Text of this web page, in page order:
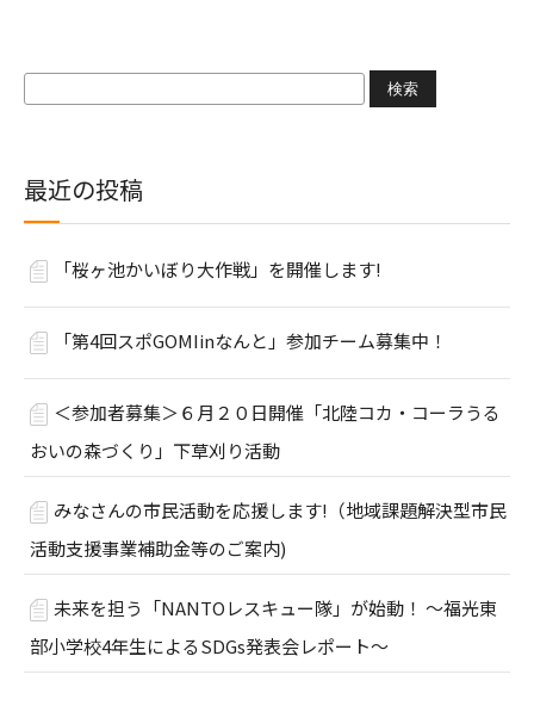
検
最近の投稿
「桜ヶ池かいぼり大作戦」を開催します!
「第4回スポGOMIinなんと」参加チーム募集中！
＜参加者募集＞６月２０日開催「北陸コカ・コーラうる
おいの森づくり」下草刈り活動
みなさんの市民活動を応援します!（地域課題解決型市民
活動支援事業補助金等のご案内)
未来を担う「NANTOレスキュー隊」が始動！ ～福光東
部小学校4年生によるSDGs発表会レポート～